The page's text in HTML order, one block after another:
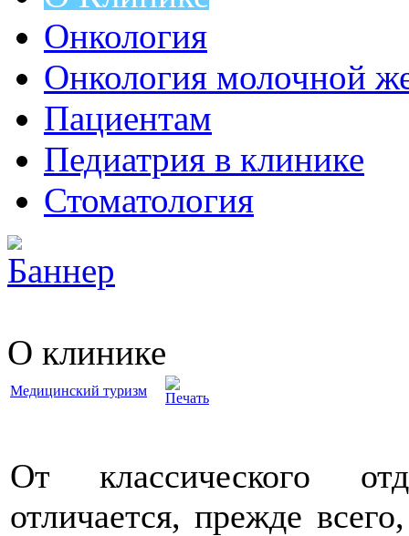
Онкология
Онкология молочной
Пациентам
Педиатрия в клинике
Стоматология
O клинике
Медицинский туризм
От классического
отличается, прежде